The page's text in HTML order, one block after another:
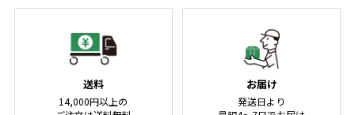
送料
14,000円以上の
お届け
発送日より